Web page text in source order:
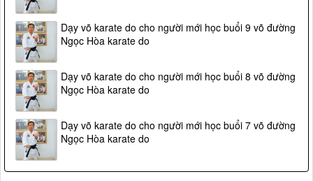
Dạy võ karate do cho người mới học buổi 9 võ đường
Ngọc Hòa karate do
Dạy võ karate do cho người mới học buổi 8 võ đường
Ngọc Hòa karate do
Dạy võ karate do cho người mới học buổi 7 võ đường
Ngọc Hòa karate do